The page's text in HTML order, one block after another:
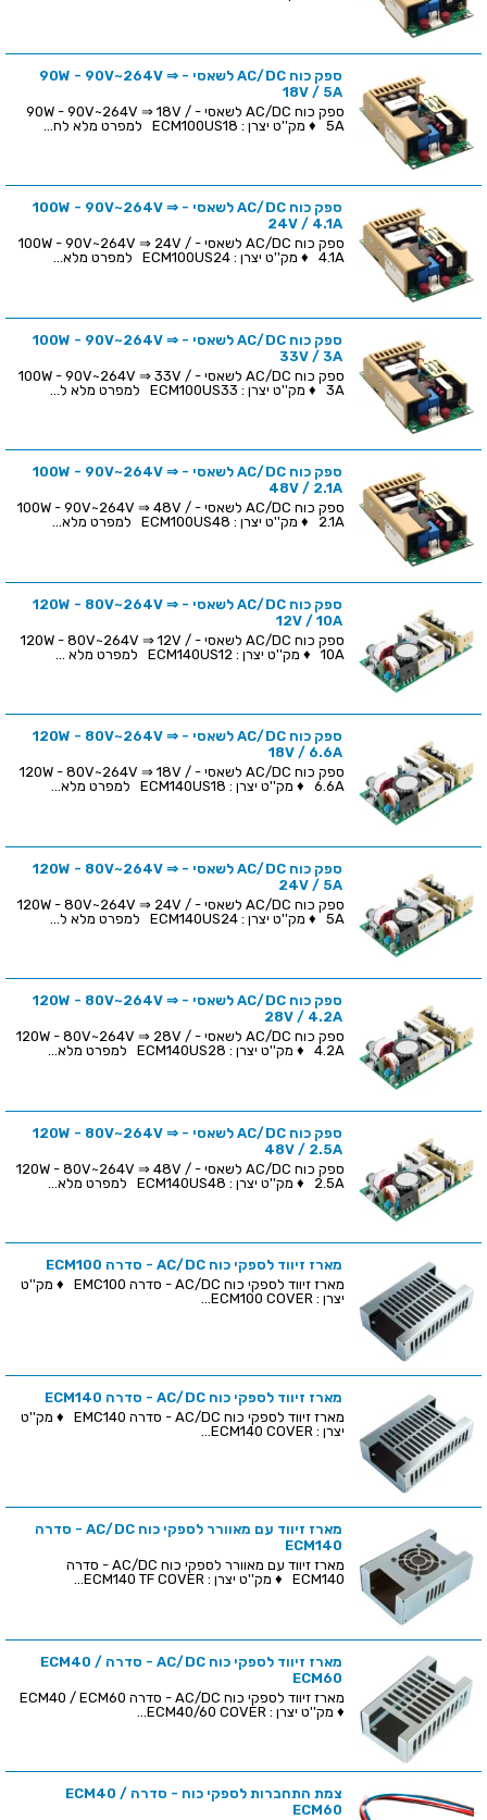
ספק כוח AC/DC לשאסי - 90W - 90V~264V ⇒
18V / 5A
ספק כוח AC/DC לשאסי - 90W - 90V~264V ⇒ 18V /
5A ♦ מק''ט יצרן : ECM100US18 למפרט מלא לח...
ספק כוח AC/DC לשאסי - 100W - 90V~264V ⇒
24V / 4.1A
ספק כוח AC/DC לשאסי - 100W - 90V~264V ⇒ 24V /
4.1A ♦ מק''ט יצרן : ECM100US24 למפרט מלא...
ספק כוח AC/DC לשאסי - 100W - 90V~264V ⇒
33V / 3A
ספק כוח AC/DC לשאסי - 100W - 90V~264V ⇒ 33V /
3A ♦ מק''ט יצרן : ECM100US33 למפרט מלא ל...
ספק כוח AC/DC לשאסי - 100W - 90V~264V ⇒
48V / 2.1A
ספק כוח AC/DC לשאסי - 100W - 90V~264V ⇒ 48V /
2.1A ♦ מק''ט יצרן : ECM100US48 למפרט מלא...
ספק כוח AC/DC לשאסי - 120W - 80V~264V ⇒
12V / 10A
ספק כוח AC/DC לשאסי - 120W - 80V~264V ⇒ 12V /
10A ♦ מק''ט יצרן : ECM140US12 למפרט מלא ...
ספק כוח AC/DC לשאסי - 120W - 80V~264V ⇒
18V / 6.6A
ספק כוח AC/DC לשאסי - 120W - 80V~264V ⇒ 18V /
6.6A ♦ מק''ט יצרן : ECM140US18 למפרט מלא...
ספק כוח AC/DC לשאסי - 120W - 80V~264V ⇒
24V / 5A
ספק כוח AC/DC לשאסי - 120W - 80V~264V ⇒ 24V /
5A ♦ מק''ט יצרן : ECM140US24 למפרט מלא ל...
ספק כוח AC/DC לשאסי - 120W - 80V~264V ⇒
28V / 4.2A
ספק כוח AC/DC לשאסי - 120W - 80V~264V ⇒ 28V /
4.2A ♦ מק''ט יצרן : ECM140US28 למפרט מלא...
ספק כוח AC/DC לשאסי - 120W - 80V~264V ⇒
48V / 2.5A
ספק כוח AC/DC לשאסי - 120W - 80V~264V ⇒ 48V /
2.5A ♦ מק''ט יצרן : ECM140US48 למפרט מלא...
מארז זיווד לספקי כוח AC/DC - סדרה ECM100
מארז זיווד לספקי כוח AC/DC - סדרה EMC100 ♦ מק''ט
יצרן : ECM100 COVER...
מארז זיווד לספקי כוח AC/DC - סדרה ECM140
מארז זיווד לספקי כוח AC/DC - סדרה EMC140 ♦ מק''ט
יצרן : ECM140 COVER...
מארז זיווד עם מאוורר לספקי כוח AC/DC - סדרה
ECM140
מארז זיווד עם מאוורר לספקי כוח AC/DC - סדרה
ECM140 ♦ מק''ט יצרן : ECM140 TF COVER...
מארז זיווד לספקי כוח AC/DC - סדרה ECM40 /
ECM60
♦ מק''ט יצרן : ECM40/60 COVER...
צמת התחברות לספקי כוח - סדרה ECM40 /
ECM60